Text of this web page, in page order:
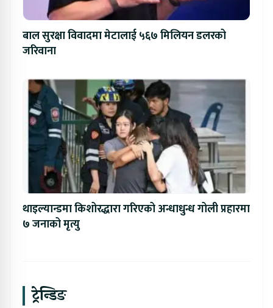
बाल सुरक्षा विवादमा मेटालाई ५६७ मिलियन डलरको
जरिवाना
थाइल्यान्डमा किशोरद्धारा गरिएको अन्धाधुन्ध गोली प्रहारमा
७ जनाको मृत्यु
ट्रेन्डिङ